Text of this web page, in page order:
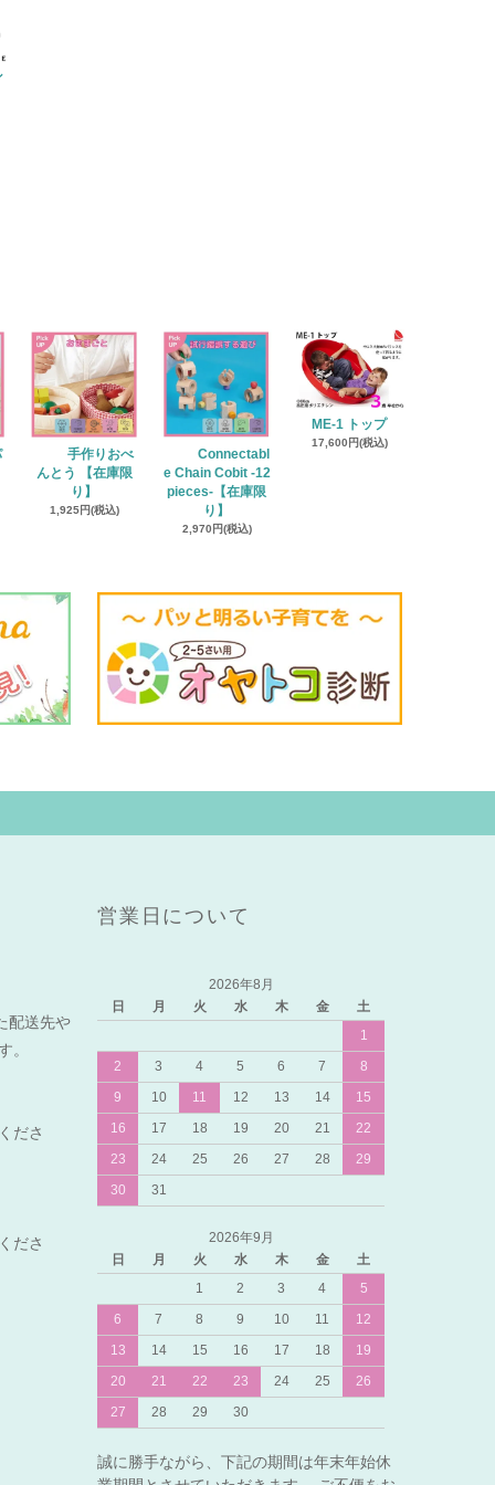
手作りおべ
んとう 【在庫限
り】
1,925円(税込)
Connectabl
e Chain Cobit -12
pieces-【在庫限
り】
2,970円(税込)
ME-1 トップ
17,600円(税込)
配送先や
。
ださ
ださ
営業日について
2026年8月
日
月 火 水 木 金
土
1
2
3 4 5 6 7
8
9
10 11 12 13 14
15
16
17 18 19 20 21
22
23
24 25 26 27 28
29
30
31
2026年9月
日
月 火 水 木 金
土
1
2 3 4
5
6
7 8 9 10 11
12
13
14 15 16 17 18
19
20
21 22 23 24 25
26
27
28 29 30
誠に勝手ながら、下記の期間は年末年始休